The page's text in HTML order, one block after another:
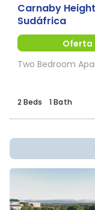
Carnaby
Sudáfrica
Oferta
Two Bedroom
2 Beds 1 Bath